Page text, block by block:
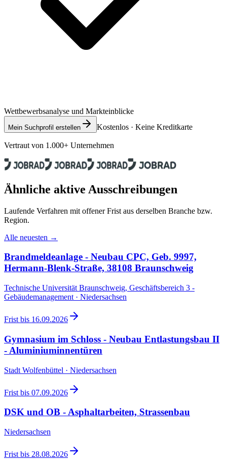
Wettbewerbsanalyse und Markteinblicke
Mein Suchprofil erstellen Kostenlos · Keine Kreditkarte
Vertraut von 1.000+ Unternehmen
Ähnliche aktive Ausschreibungen
Laufende Verfahren mit offener Frist aus derselben Branche bzw.
Region.
Alle neuesten →
Brandmeldeanlage - Neubau CPC, Geb. 9997,
Hermann-Blenk-Straße, 38108 Braunschweig
Technische Universität Braunschweig, Geschäftsbereich 3 -
Gebäudemanagement · Niedersachsen
Frist bis 16.09.2026
Gymnasium im Schloss - Neubau Entlastungsbau II
- Aluminiuminnentüren
Stadt Wolfenbüttel · Niedersachsen
Frist bis 07.09.2026
DSK und OB - Asphaltarbeiten, Strassenbau
Niedersachsen
Frist bis 28.08.2026